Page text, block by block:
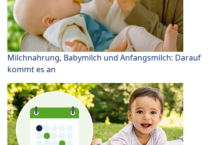
Milchnahrung, Babymilch und Anfangsmilch: Darauf
kommt es an